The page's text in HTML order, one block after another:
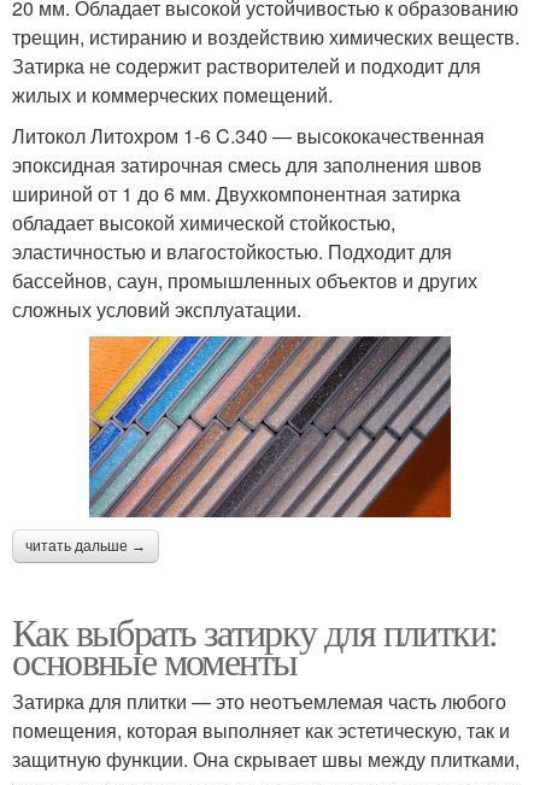
20 мм. Обладает высокой устойчивостью к образованию
трещин, истиранию и воздействию химических веществ.
Затирка не содержит растворителей и подходит для
жилых и коммерческих помещений.
Литокол Литохром 1-6 C.340 — высококачественная
эпоксидная затирочная смесь для заполнения швов
шириной от 1 до 6 мм. Двухкомпонентная затирка
обладает высокой химической стойкостью,
эластичностью и влагостойкостью. Подходит для
бассейнов, саун, промышленных объектов и других
сложных условий эксплуатации.
читать дальше →
Как выбрать затирку для плитки:
основные моменты
Затирка для плитки — это неотъемлемая часть любого
помещения, которая выполняет как эстетическую, так и
защитную функции. Она скрывает швы между плитками,